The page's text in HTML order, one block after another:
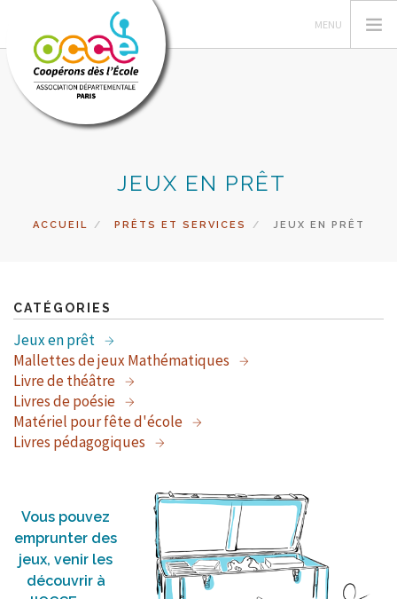
GERER SA COOPERATIVE
RECHERCHER
CONTACT
JEUX EN PRÊT
ACCUEIL PRÊTS ET SERVICES JEUX EN PRÊT
CATÉGORIES
Jeux en prêt
Mallettes de jeux Mathématiques
Livre de théâtre
Livres de poésie
Matériel pour fête d'école
Livres pédagogiques
Vous pouvez
emprunter des
jeux, venir les
découvrir à